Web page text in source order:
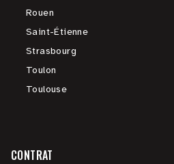
Rouen
Saint-Étienne
Strasbourg
Toulon
Toulouse
CONTRAT